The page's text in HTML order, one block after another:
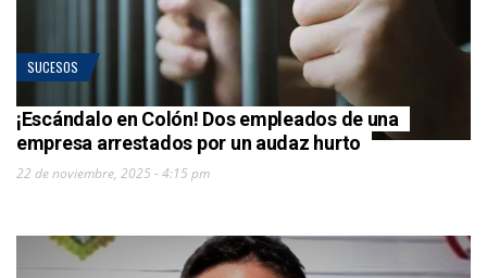
SUCESOS
¡Escándalo en Colón! Dos empleados de una
empresa arrestados por un audaz hurto
22 de noviembre, 2025 - 4:15 pm